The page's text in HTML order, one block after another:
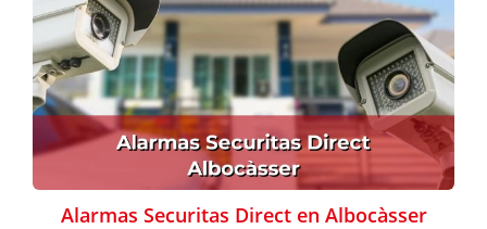
Alarmas Securitas Direct en Albocàsser